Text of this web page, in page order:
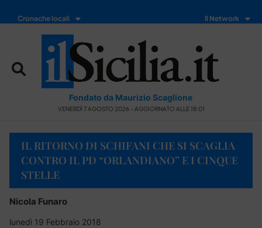
Cronache locali Il Network
Fondato da Maurizio Scaglione
VENERDÌ 7 AGOSTO 2026 - AGGIORNATO ALLE 18:01
IL RITORNO DI SCHIFANI CHE SI SCAGLIA
CONTRO IL PD “ORLANDIANO” E I CINQUE
STELLE
Nicola Funaro
lunedì 19 Febbraio 2018